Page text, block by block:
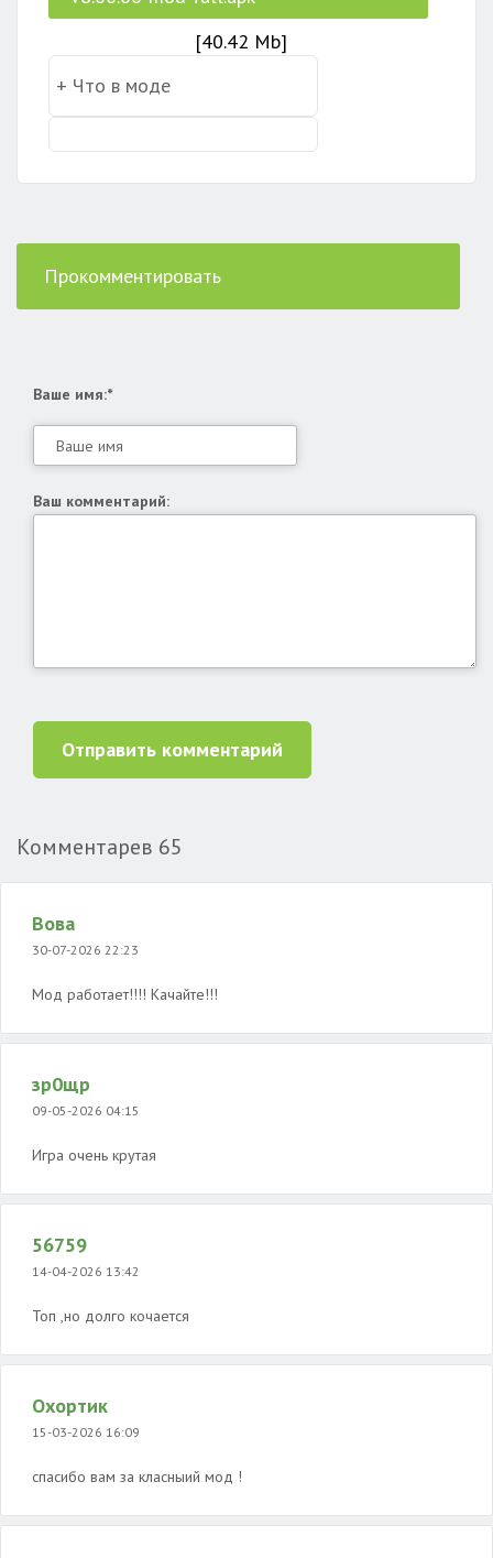
[40.42 Mb]
Прокомментировать
Ваше имя:*
Ваш комментарий:
Отправить комментарий
Комментарев 65
Вова
30-07-2026 22:23
Мод работает!!!! Качайте!!!
зр0щр
09-05-2026 04:15
Игра очень крутая
56759
14-04-2026 13:42
Топ ,но долго кочается
Охортик
15-03-2026 16:09
спасибо вам за класныий мод !